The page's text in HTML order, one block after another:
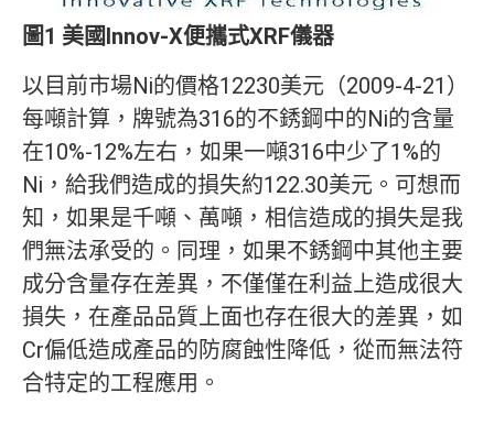
圖1 美國Innov-X便攜式XRF儀器
以目前市場Ni的價格12230美元（2009-4-21）
每噸計算，牌號為316的不銹鋼中的Ni的含量
在10%-12%左右，如果一噸316中少了1%的
Ni，給我們造成的損失約122.30美元。可想而
知，如果是千噸、萬噸，相信造成的損失是我
們無法承受的。同理，如果不銹鋼中其他主要
成分含量存在差異，不僅僅在利益上造成很大
損失，在產品品質上面也存在很大的差異，如
Cr偏低造成產品的防腐蝕性降低，從而無法符
合特定的工程應用。